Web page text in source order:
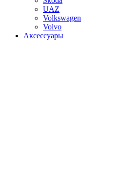
UAZ
Volkswagen
Volvo
Аксессуары